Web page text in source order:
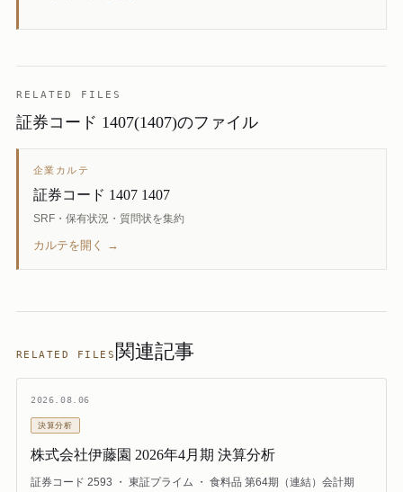
RELATED FILES
証券コード 1407(1407)のファイル
企業カルテ
証券コード 1407 1407
SRF・保有状況・質問状を集約
カルテを開く →
RELATED FILES 関連記事
2026.08.06
決算分析
株式会社伊藤園 2026年4月期 決算分析
証券コード 2593 ・ 東証プライム ・ 食料品 第64期（連結）会計期